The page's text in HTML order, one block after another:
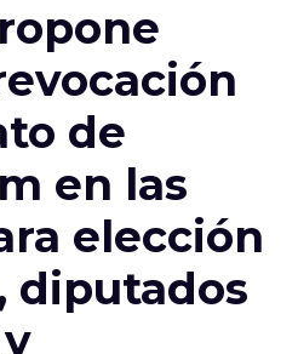
de
en las
elección
diputados